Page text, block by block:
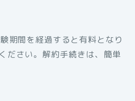
期間を経過すると有料となり
ださい。解約手続きは、簡単